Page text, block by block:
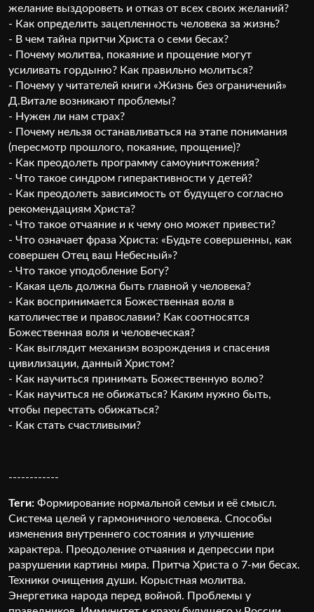
желание выздороветь и отказ от всех своих желаний?
- Как определить зацепленность человека за жизнь?
- В чем тайна притчи Христа о семи бесах?
- Почему молитва, покаяние и прощение могут
усиливать гордыню? Как правильно молиться?
- Почему у читателей книги «Жизнь без ограничений»
Д.Витале возникают проблемы?
- Нужен ли нам страх?
- Почему нельзя останавливаться на этапе понимания
(пересмотр прошлого, покаяние, прощение)?
- Как преодолеть программу самоуничтожения?
- Что такое синдром гиперактивности у детей?
- Как преодолеть зависимость от будущего согласно
рекомендациям Христа?
- Что такое отчаяние и к чему оно может привести?
- Что означает фраза Христа: «Будьте совершенны, как
совершен Отец ваш Небесный»?
- Что такое уподобление Богу?
- Какая цель должна быть главной у человека?
- Как воспринимается Божественная воля в
католичестве и православии? Как соотносятся
Божественная воля и человеческая?
- Как выглядит механизм возрождения и спасения
цивилизации, данный Христом?
- Как научиться принимать Божественную волю?
- Как научиться не обижаться? Каким нужно быть,
чтобы перестать обижаться?
- Как стать счастливыми?
------------
Теги: Формирование нормальной семьи и её смысл.
Система целей у гармоничного человека. Способы
изменения внутреннего состояния и улучшение
характера. Преодоление отчаяния и депрессии при
разрушении картины мира. Притча Христа о 7-ми бесах.
Техники очищения души. Корыстная молитва.
Энергетика народа перед войной. Проблемы у